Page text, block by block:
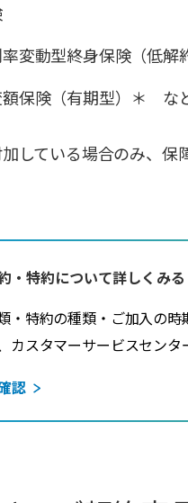
変動型終身保険（低解
額保険（有期型）＊ な
している場合のみ、保
・特約について詳しくみる
特約の種類・ご加入の時
カスタマーサービスセンタ
認